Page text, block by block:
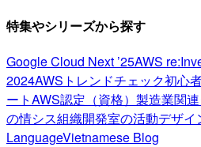
特集やシリーズから探す
Google Cloud Next ’25AWS
2024AWSトレンドチェック初心
ートAWS認定（資格） 製造業関連
の情シス組織開発室の活動デザイ
LanguageVietnamese Blog